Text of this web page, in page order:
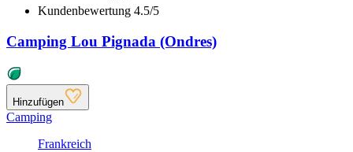
Kundenbewertung 4.5/5
Camping Lou Pignada (Ondres)
Hinzufügen
Camping
Frankreich